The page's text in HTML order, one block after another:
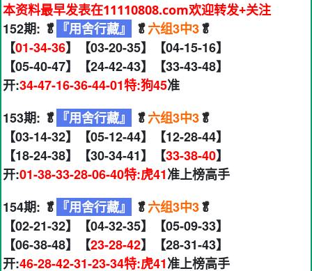
本资料最早发表在11110808.com欢迎转发+关注
152期: 🥬 『用舍行藏』 🥬六组3中3🥬
【01-34-36】【03-20-35】【04-15-16】
【05-40-47】【24-42-43】【33-43-48】
开:34-47-16-36-44-01特:狗45准
153期: 🥬 『用舍行藏』 🥬六组3中3🥬
【03-14-32】【05-12-44】【12-28-44】
【18-24-38】【30-34-41】【33-38-40】
开:01-38-33-28-06-40特:虎41准上榜高手
154期: 🥬 『用舍行藏』 🥬六组3中3🥬
【02-21-32】【04-32-35】【05-09-33】
【06-38-48】【23-28-42】【28-31-43】
开:46-28-42-31-23-34特:虎41准上榜高手